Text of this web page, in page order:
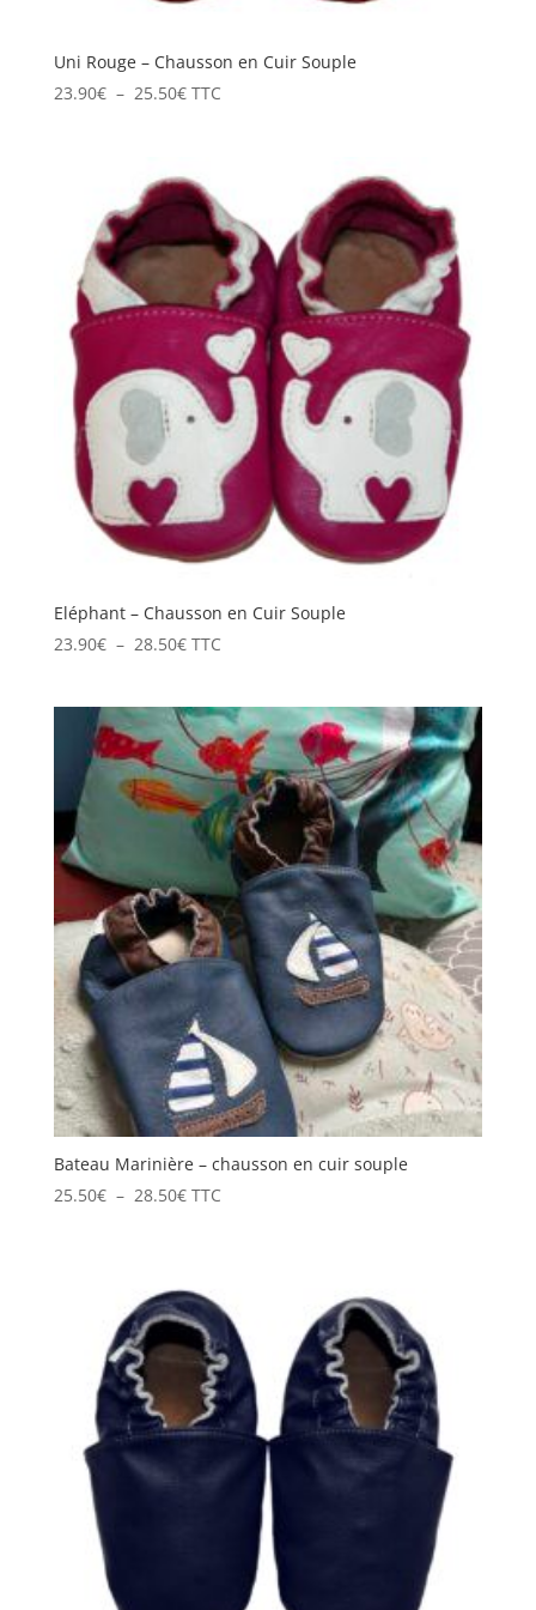
Uni Rouge – Chausson en Cuir Souple
23.90€ – 25.50€Plage
23.90€
à
25.50€
TTC
Eléphant – Chausson en Cuir Souple
23.90€ – 28.50€Plage
23.90€
à
28.50€
TTC
Bateau Marinière – chausson en cuir souple
25.50€ – 28.50€Plage
à
28.50€
TTC